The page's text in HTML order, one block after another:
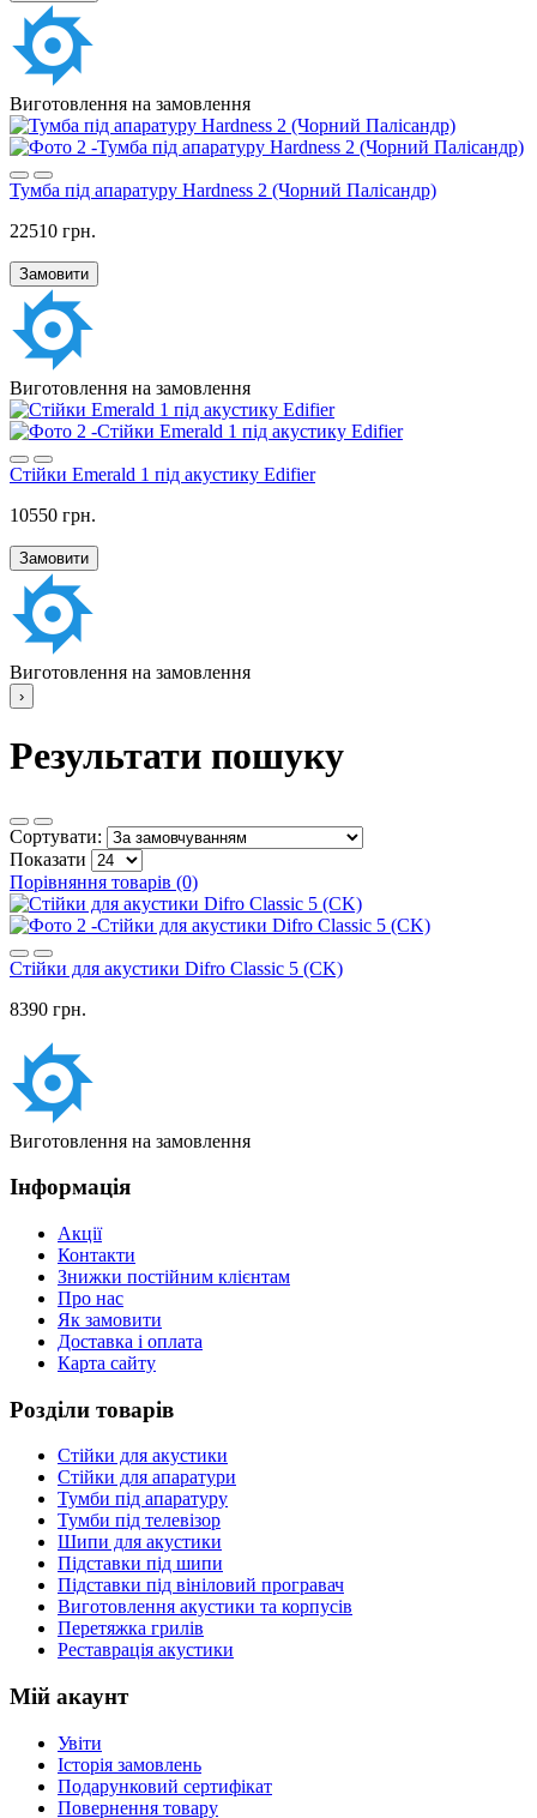
Виготовлення на замовлення
Тумба під апаратуру Hardness 2 (Чорний Палісандр)
22510 грн.
Замовити
Виготовлення на замовлення
Стійки Emerald 1 під акустику Edifier
10550 грн.
Замовити
Виготовлення на замовлення
›
Результати пошуку
Сортувати:
Показати
Порівняння товарів (0)
Стійки для акустики Difro Classic 5 (CK)
8390 грн.
Виготовлення на замовлення
Інформація
Акції
Контакти
Знижки постійним клієнтам
Про нас
Як замовити
Доставка і оплата
Карта сайту
Розділи товарів
Стійки для акустики
Стійки для апаратури
Тумби під апаратуру
Тумби під телевізор
Шипи для акустики
Підставки під шипи
Підставки під вініловий програвач
Виготовлення акустики та корпусів
Перетяжка грилів
Реставрація акустики
Мій акаунт
Увіти
Історія замовлень
Подарунковий сертифікат
Повернення товару